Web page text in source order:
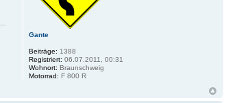
Gante
Beiträge: 1388
Registriert: 06.07.2011, 00:31
Wohnort: Braunschweig
Motorrad: F 800 R